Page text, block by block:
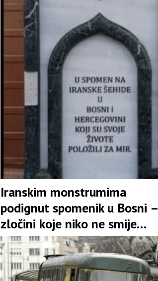
Iranskim monstrumima
podignut spomenik u Bosni –
zločini koje niko ne smije
zaboraviti